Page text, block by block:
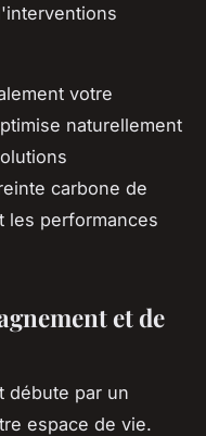
votre
naturellement
carbone de
les performances
et de
débute par un
espace de vie.